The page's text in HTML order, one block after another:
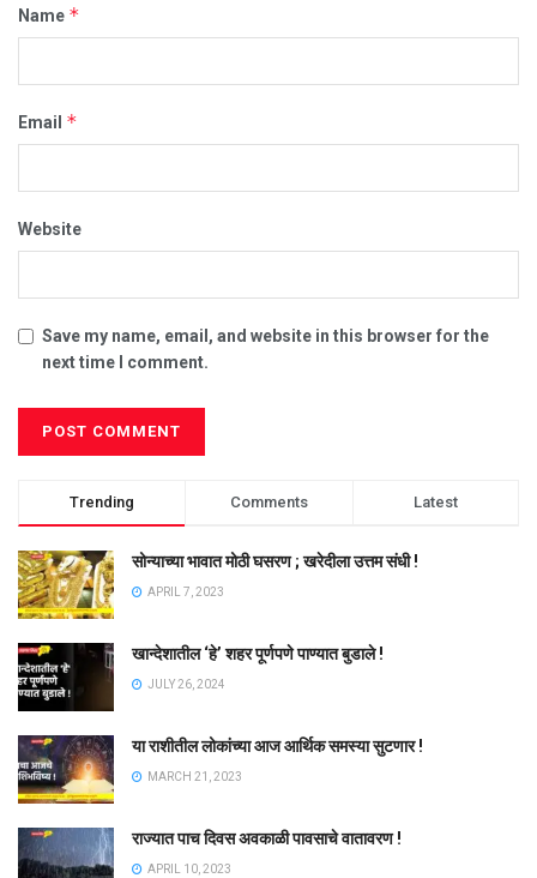
Name *
Email *
Website
Save my name, email, and website in this browser for the
next time I comment.
Trending Comments Latest
सोन्याच्या भावात मोठी घसरण ; खरेदीला उत्तम संधी !
APRIL 7, 2023
खान्देशातील ‘हे’ शहर पूर्णपणे पाण्यात बुडाले !
JULY 26, 2024
या राशीतील लोकांच्या आज आर्थिक समस्या सुटणार !
MARCH 21, 2023
राज्यात पाच दिवस अवकाळी पावसाचे वातावरण !
APRIL 10, 2023